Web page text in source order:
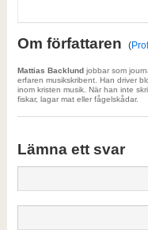
Om författaren (
Mattias Backlundjobbar som
erfaren musikskribent. Han driver
inom kristen musik. När han inte
fiskar, lagar mat eller fågelskådar.
Lämna ett svar